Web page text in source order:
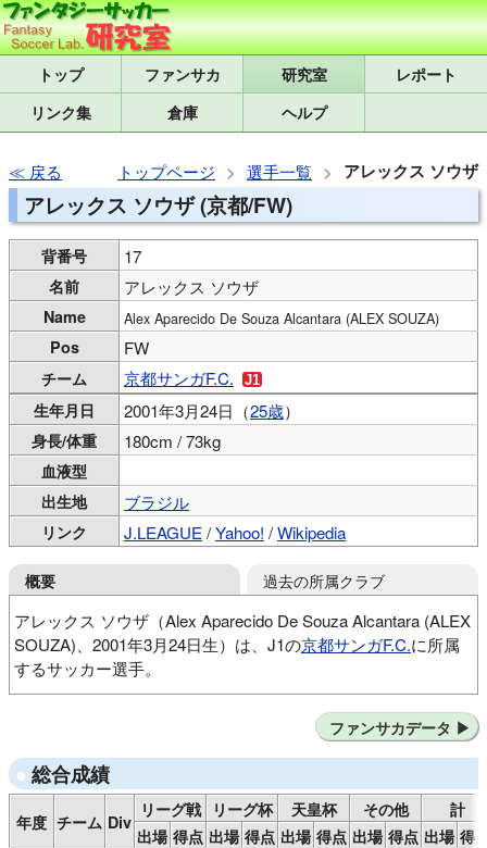
トップ 研究室
レポート
リンク集
倉庫 ヘルプ
戻る トップページ 選手一覧 アレックス ソウザ
アレックス ソウザ (京都/FW)
背番号 17
名前 アレックス ソウザ
Name Alex Aparecido De Souza Alcantara (ALEX SOUZA)
Pos FW
チーム 京都サンガF.C.
生年月日 2001年3月24日（25歳）
身長/体重 180cm / 73kg
血液型
出生地
ブラジル
リンク J.LEAGUE /Yahoo! /Wikipedia
概要
アレックス ソウザ（Alex Aparecido De Souza Alcantara (ALEX
SOUZA)、2001年3月24日生）は、J1の京都サンガF.C.に所属
するサッカー選手。
過去の所属クラブ
トゥラン トヴズIK（アゼルバイジャン）
ファンサカデータ
総合成績
年度 チーム Div
リーグ戦 リーグ杯 天皇杯 その他
計
出場 得点 出場 得点 出場 得点 出場 得点 出場 得